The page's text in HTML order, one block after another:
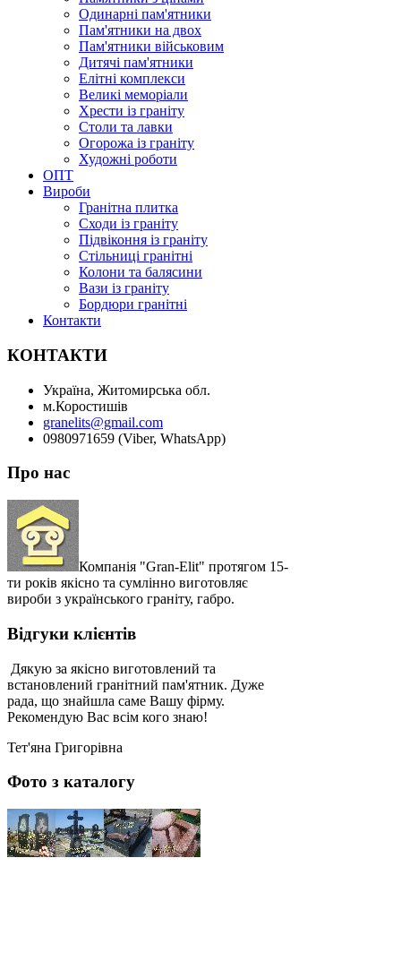
Одинарні пам'ятники
Пам'ятники на двох
Пам'ятники військовим
Дитячі пам'ятники
Елітні комплекси
Великі меморіали
Хрести із граніту
Столи та лавки
Огорожа із граніту
Художні роботи
ОПТ
Вироби
Гранітна плитка
Сходи із граніту
Підвіконня із граніту
Стільниці гранітні
Колони та балясини
Вази із граніту
Бордюри гранітні
Контакти
КОНТАКТИ
Україна, Житомирська обл.
м.Коростишів
granelits@gmail.com
0980971659 (Viber, WhatsApp)
Про нас
Компанія "Gran-Elit" протягом 15-
ти років якісно та сумлінно виготовляє
вироби з українського граніту, габро.
Відгуки клієнтів
Дякую за якісно виготовлений та
встановлений гранітний пам'ятник. Дуже
рада, що знайшла саме Вашу фірму.
Рекомендую Вас всім кого знаю!
Тет'яна Григорівна
Фото з каталогу